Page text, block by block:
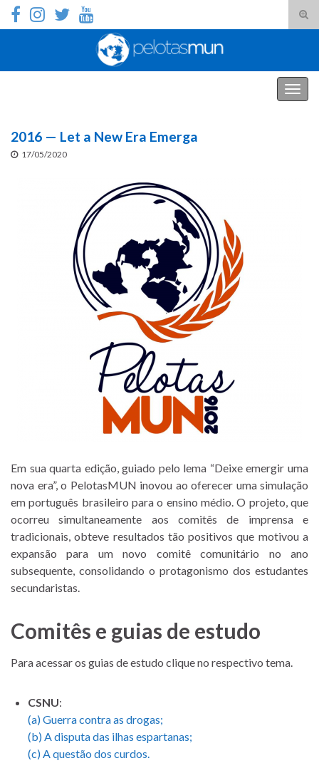
Search for:
2016 — Let a New Era Emerga
17/05/2020
Em sua quarta edição, guiado pelo lema “Deixe emergir uma
nova era”, o PelotasMUN inovou ao oferecer uma simulação
em português brasileiro para o ensino médio. O projeto, que
ocorreu simultaneamente aos comitês de imprensa e
tradicionais, obteve resultados tão positivos que motivou a
expansão para um novo comitê comunitário no ano
subsequente, consolidando o protagonismo dos estudantes
secundaristas.
Comitês e guias de estudo
Para acessar os guias de estudo clique no respectivo tema.
CSNU:
(a) Guerra contra as drogas;
(b) A disputa das ilhas espartanas;
(c) A questão dos curdos.